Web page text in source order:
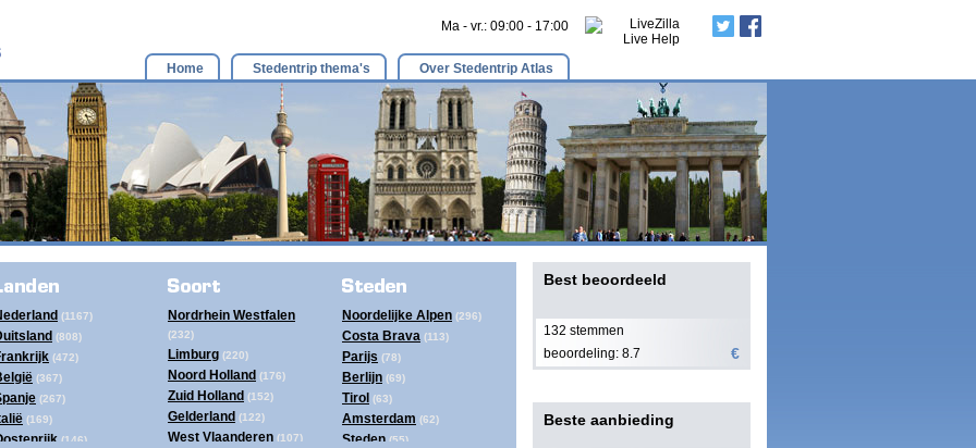
Ma - vr.: 09:00 - 17:00
Home Stedentrip thema's Over Stedentrip Atlas
(1167)
(808)
(472)
(367)
(267)
(169)
(146)
Nordrhein Westfalen
(232)
Limburg (220)
Noord Holland (176)
Zuid Holland (152)
Gelderland (122)
West Vlaanderen (107)
Noordelijke Alpen (296)
Costa Brava (113)
Parijs (78)
Berlijn (69)
Tirol (63)
Amsterdam (62)
Steden (55)
Best beoordeeld
132 stemmen
beoordeling: 8.7
€
Beste aanbieding